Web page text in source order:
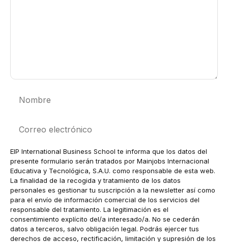
electrónico
EIP International Business School te informa que los datos del
presente formulario serán tratados por Mainjobs Internacional
Educativa y Tecnológica, S.A.U. como responsable de esta web.
La finalidad de la recogida y tratamiento de los datos
personales es gestionar tu suscripción a la newsletter así como
para el envío de información comercial de los servicios del
responsable del tratamiento. La legitimación es el
consentimiento explícito del/a interesado/a. No se cederán
datos a terceros, salvo obligación legal. Podrás ejercer tus
derechos de acceso, rectificación, limitación y supresión de los